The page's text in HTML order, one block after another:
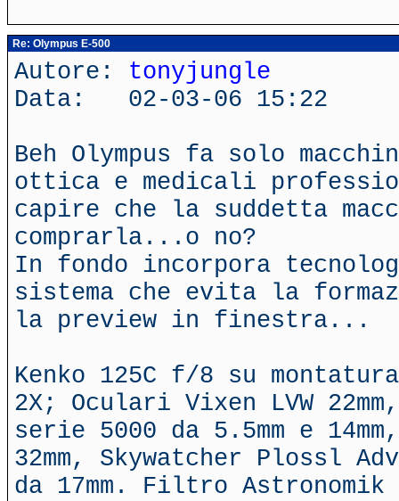
Re: Olympus E-500
Autore: tonyjungle
Data: 02-03-06 15:22
Beh Olympus fa solo
ottica e medicali
capire che la suddetta
comprarla...o no?
In fondo incorpora
sistema che evita la
la preview in finestra...
Kenko 125C f/8 su
2X; Oculari Vixen LVW
serie 5000 da 5.5mm e
32mm, Skywatcher Plossl
da 17mm. Filtro Astronomik